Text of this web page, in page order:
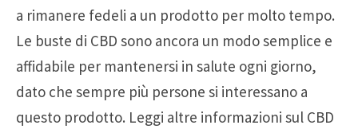
a rimanere fedeli a un prodotto per molto tempo.
Le buste di CBD sono ancora un modo semplice e
affidabile per mantenersi in salute ogni giorno,
dato che sempre più persone si interessano a
questo prodotto. Leggi altre informazioni sul CBD